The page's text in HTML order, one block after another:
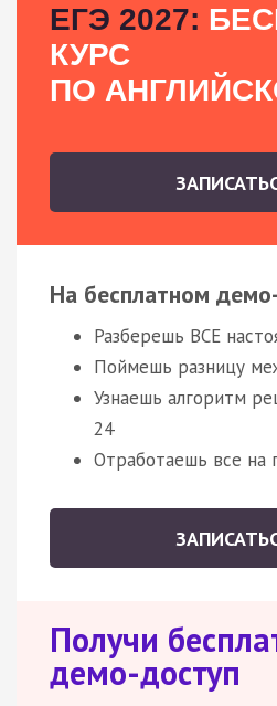
ЕГЭ 2027:
КУРС
ПО
На бесплатном
Разберешь ВСЕ
Поймешь разницу
Узнаешь алгоритм
24
Отработаешь все на
Получи
демо-доступ